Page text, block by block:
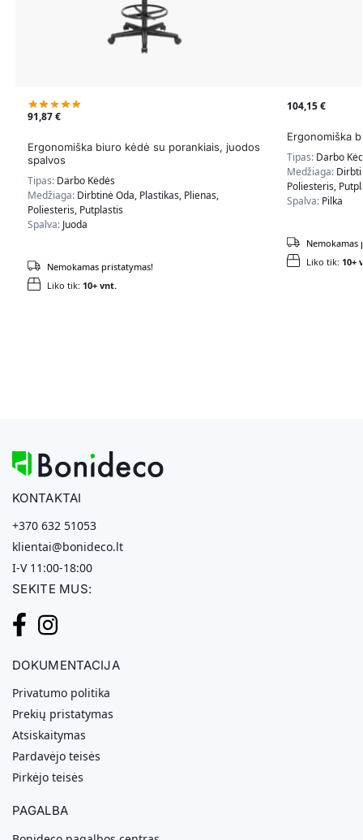
91,87€
Ergonomiška biuro kėdė su porankiais, juodos
spalvos
Tipas: Darbo Kėdės
Medžiaga: Dirbtinė Oda, Plastikas, Plienas,
Poliesteris, Putplastis
Spalva: Juoda
Liko tik: 10+ vnt.
Nemokamas pristatymas!
104,15€
Ergonomiška
Tipas: Darbo
Medžiaga:
Poliesteris,
Spalva: Pilka
Liko tik: 10+
Nemokamas
KONTAKTAI
+370 632 51053
klientai@bonideco.lt
I-V 11:00-18:00
SEKITE MUS:
DOKUMENTACIJA
Privatumo politika
Prekių pristatymas
Atsiskaitymas
Pardavėjo teisės
Pirkėjo teisės
PAGALBA